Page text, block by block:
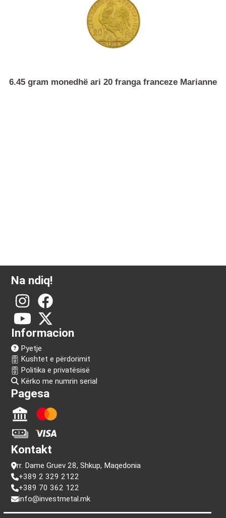
1/4 ons monedhë ari Gjethja kanadeze e panjës
Na ndiq!
Informacion
Pyetje
Politika e privatësisë
Kërko me numrin serial
Pagesa